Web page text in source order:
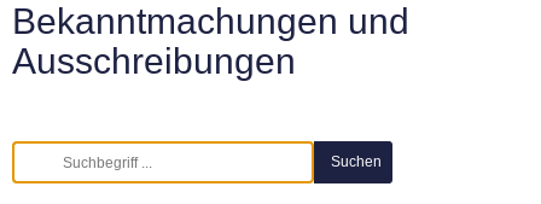
Bekanntmachungen und
Ausschreibungen